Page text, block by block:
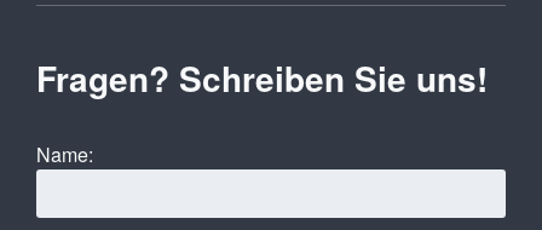
Fragen? Schreiben Sie uns!
Name: